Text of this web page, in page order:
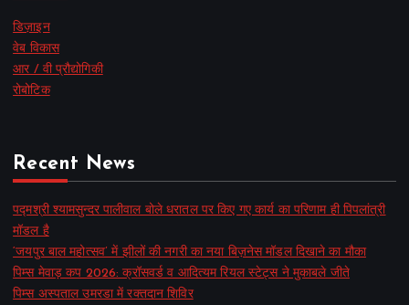
डिज़ाइन
वेब विकास
आर / वी प्रौद्योगिकी
रोबोटिक
Recent News
पद्मश्री श्यामसुन्दर पालीवाल बोले धरातल पर किए गए कार्य का परिणाम ही पिपलांत्री
मॉडल है
‘जयपुर बाल महोत्सव’ में झीलों की नगरी का नया बिज़नेस मॉडल दिखाने का मौका
पिम्स मेवाड़ कप 2026: क्रॉसवर्ड व आदित्यम रियल स्टेट्स ने मुकाबले जीते
पिम्स अस्पताल उमरडा में रक्तदान शिविर